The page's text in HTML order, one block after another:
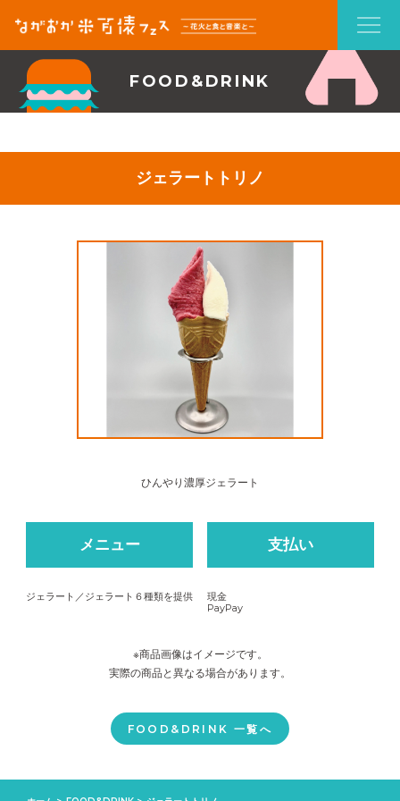
FOOD&DRINK
ジェラートトリノ
ひんやり濃厚ジェラート
メニュー
ジェラート／ジェラート６種類を提供
支払い
現金
PayPay
※商品画像はイメージです。
実際の商品と異なる場合があります。
FOOD&DRINK 一覧へ